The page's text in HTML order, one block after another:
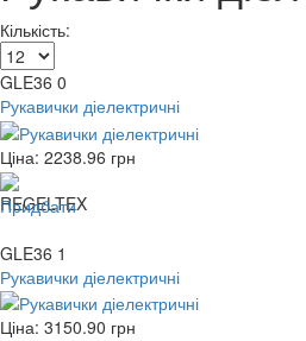
Кількість:
GLE36 0
Рукавички діелектричні
Ціна: 2238.96 грн
Придбати
GLE36 1
Рукавички діелектричні
Ціна: 3150.90 грн